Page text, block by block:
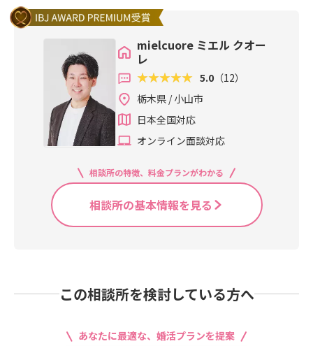
mielcuore ミエル クオー
レ
5.0 （12）
栃木県 / 小山市
日本全国対応
オンライン面談対応
相談所の特徴、料金プランがわかる
相談所の基本情報を見る
この相談所を検討している方へ
あなたに最適な、婚活プランを提案